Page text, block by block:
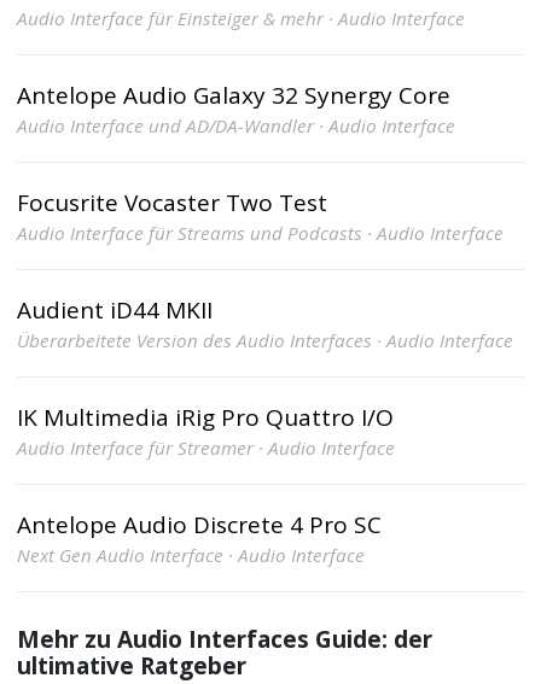
Audio Interface für Einsteiger & mehr · Audio Interface
Antelope Audio Galaxy 32 Synergy Core
Audio Interface und AD/DA-Wandler · Audio Interface
Focusrite Vocaster Two Test
Audio Interface für Streams und Podcasts · Audio Interface
Audient iD44 MKII
Überarbeitete Version des Audio Interfaces · Audio Interface
IK Multimedia iRig Pro Quattro I/O
Audio Interface für Streamer · Audio Interface
Antelope Audio Discrete 4 Pro SC
Next Gen Audio Interface · Audio Interface
Mehr zu Audio Interfaces Guide: der
ultimative Ratgeber